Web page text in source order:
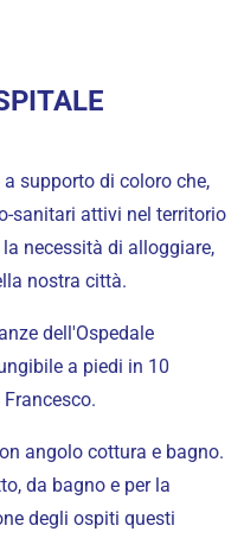
supporto di coloro che,
sanitari attivi nel territorio
necessità di alloggiare,
nostra città.
dell'Ospedale
a piedi in 10
angolo cottura e bagno.
da bagno e per la
degli ospiti questi